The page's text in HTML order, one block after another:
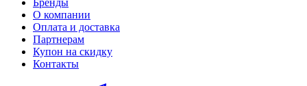
Бренды
О компании
Оплата и доставка
Партнерам
Купон на скидку
Контакты